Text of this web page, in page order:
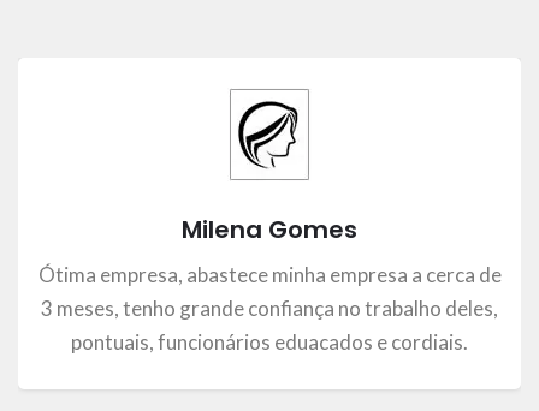
Milena Gomes
Ótima empresa, abastece minha empresa a cerca de
3 meses, tenho grande confiança no trabalho deles,
pontuais, funcionários eduacados e cordiais.